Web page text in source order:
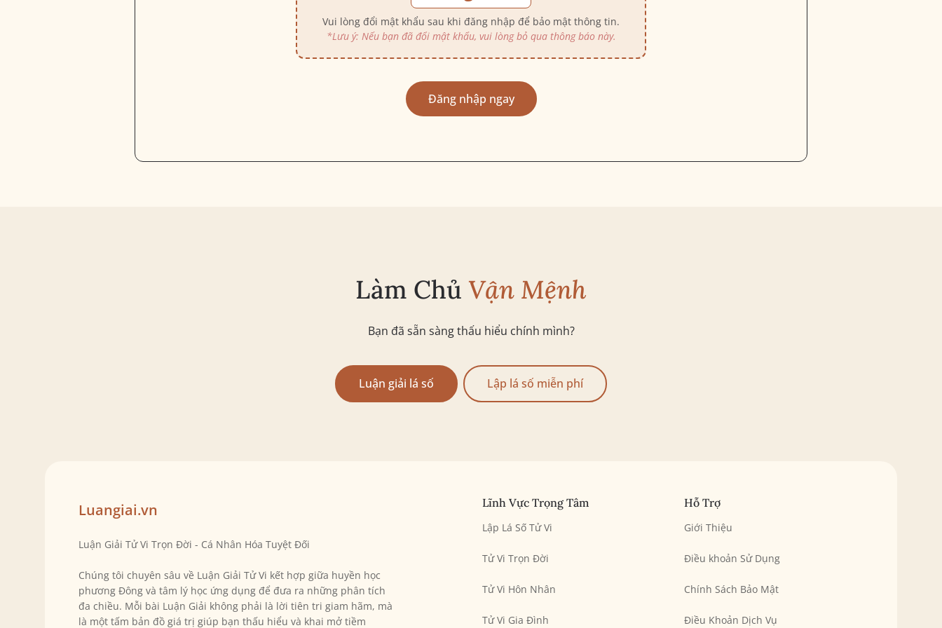
Vui lòng đổi mật khẩu sau khi đăng nhập để bảo mật thông tin.
*Lưu ý: Nếu bạn đã đổi mật khẩu, vui lòng bỏ qua thông báo này.
Đăng nhập ngay
Làm Chủ Vận Mệnh
Bạn đã sẵn sàng thấu hiểu chính mình?
Luận giải lá số Lập lá số miễn phí
Luangiai.vn
Luận Giải Tử Vi Trọn Đời - Cá Nhân Hóa Tuyệt Đối
Chúng tôi chuyên sâu về Luận Giải Tử Vi kết hợp giữa huyền học
phương Đông và tâm lý học ứng dụng để đưa ra những phân tích
đa chiều. Mỗi bài Luận Giải không phải là lời tiên tri giam hãm, mà
là một tấm bản đồ giá trị giúp bạn thấu hiểu và khai mở tiềm
Lĩnh Vực Trọng Tâm
Lập Lá Số Tử Vi
Tử Vi Trọn Đời
Tử Vi Hôn Nhân
Tử Vi Gia Đình
Hỗ Trợ
Giới Thiệu
Điều khoản Sử Dụng
Chính Sách Bảo Mật
Điều Khoản Dịch Vụ